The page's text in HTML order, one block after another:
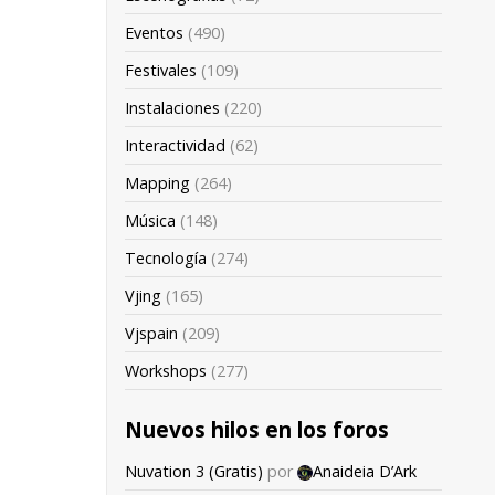
Eventos (490)
Festivales (109)
Instalaciones (220)
Interactividad (62)
Mapping (264)
Música (148)
Tecnología (274)
Vjing (165)
Vjspain (209)
Workshops (277)
Nuevos hilos en los foros
Nuvation 3 (Gratis) por
Anaideia D’Ark